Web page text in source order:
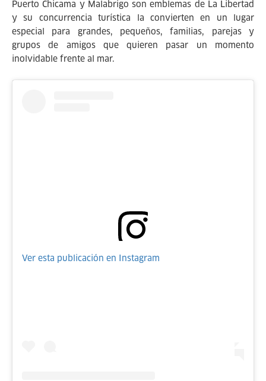
Puerto Chicama y Malabrigo son emblemas de La Libertad
y su concurrencia turística la convierten en un lugar
especial para grandes, pequeños, familias, parejas y
grupos de amigos que quieren pasar un momento
inolvidable frente al mar.
Ver esta publicación en Instagram